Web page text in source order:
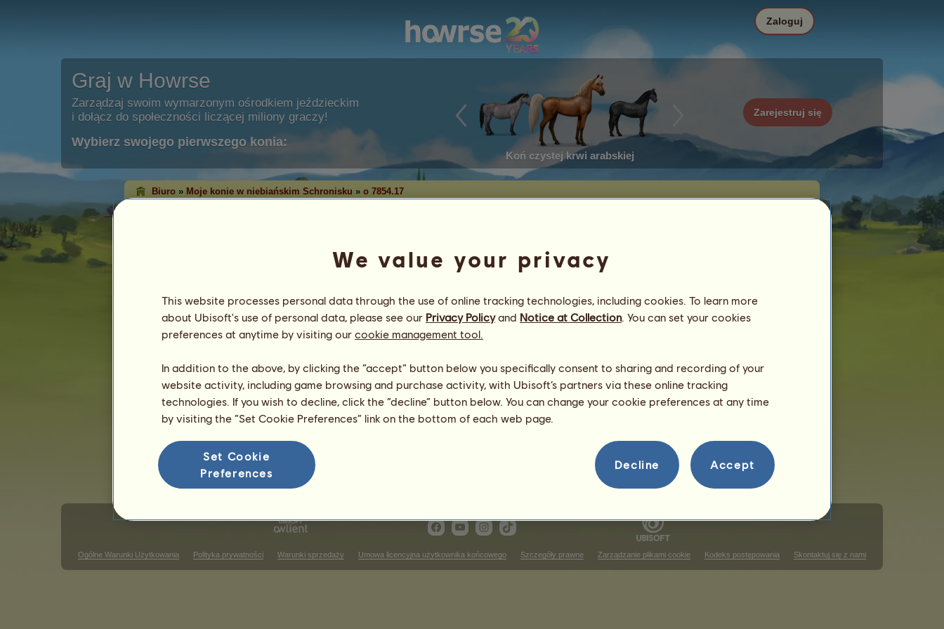
Graj w Howrse
Zarządzaj swoim wymarzonym ośrodkiem jeździeckim
i dołącz do społeczności liczącej miliony graczy!
Wybierz swojego pierwszego konia:
Koń czystej krwi arabskiej
Zarejestruj się
Zaloguj
Biuro » Moje konie w niebiańskim Schronisku » o 7854.17
Urodziny: 21.04.2023
Maść: Izabelowata
Ojciec:o 6863.40 ~rogate bestie~
Płeć: ogier
Matka: akl 8645.93 ~rogate bestie~
Ogólne Warunki Użytkowania Polityka prywatności Warunki sprzedaży Umowa licencyjna użytkownika końcowego Szczegóły prawne Zarządzanie plikami cookie Kodeks postępowania Skontaktuj się z nami
We value your privacy
This website processes personal data through the use of online tracking technologies, including cookies. To learn more
about Ubisoft's use of personal data, please see our Privacy Policyand Notice at Collection. You can set your cookies
preferences at anytime by visiting our cookie management tool.
In addition to the above, by clicking the “accept” button below you specifically consent to sharing and recording of your
website activity, including game browsing and purchase activity, with Ubisoft’s partners via these online tracking
technologies. If you wish to decline, click the “decline” button below. You can change your cookie preferences at any time
by visiting the “Set Cookie Preferences” link on the bottom of each web page.
Set Cookie
Preferences
Decline Accept